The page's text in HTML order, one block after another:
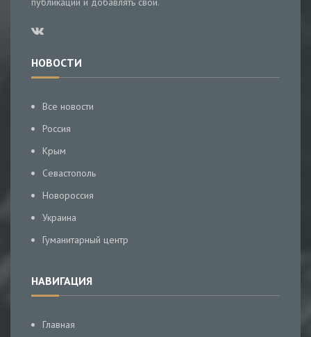
НОВОСТИ
Все новости
Россия
Крым
Севастополь
Новороссия
Украина
Гуманитарный центр
НАВИГАЦИЯ
Главная